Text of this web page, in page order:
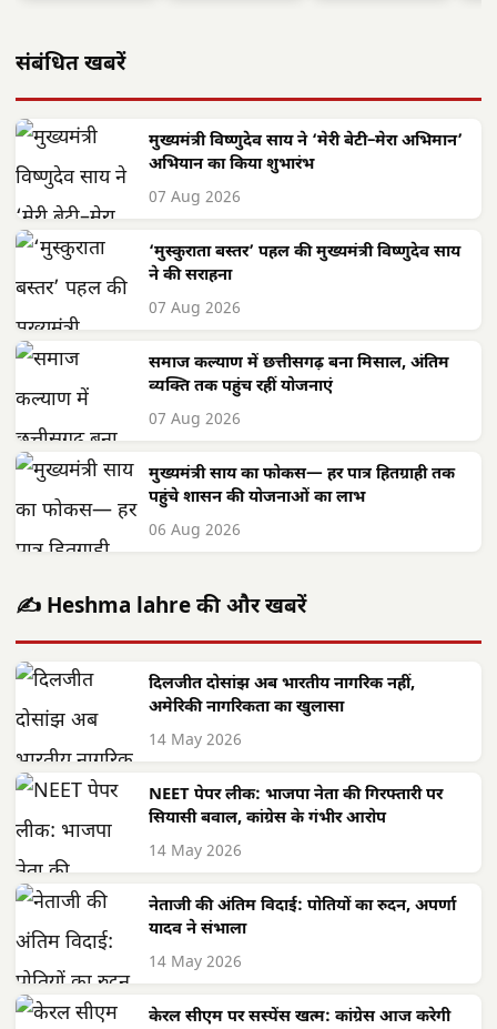
संबंधित खबरें
मुख्यमंत्री विष्णुदेव साय ने ‘मेरी बेटी–मेरा अभिमान’
अभियान का किया शुभारंभ
07 Aug 2026
‘मुस्कुराता बस्तर’ पहल की मुख्यमंत्री विष्णुदेव साय
ने की सराहना
07 Aug 2026
समाज कल्याण में छत्तीसगढ़ बना मिसाल, अंतिम
व्यक्ति तक पहुंच रहीं योजनाएं
07 Aug 2026
मुख्यमंत्री साय का फोकस— हर पात्र हितग्राही तक
पहुंचे शासन की योजनाओं का लाभ
06 Aug 2026
✍️ Heshma lahre की और खबरें
दिलजीत दोसांझ अब भारतीय नागरिक नहीं,
अमेरिकी नागरिकता का खुलासा
14 May 2026
NEET पेपर लीक: भाजपा नेता की गिरफ्तारी पर
सियासी बवाल, कांग्रेस के गंभीर आरोप
14 May 2026
नेताजी की अंतिम विदाई: पोतियों का रुदन, अपर्णा
यादव ने संभाला
14 May 2026
केरल सीएम पर सस्पेंस खत्म: कांग्रेस आज करेगी